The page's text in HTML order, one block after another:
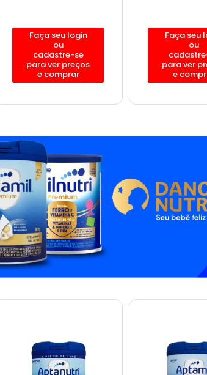
Faça seu login
ou
cadastre-se
para ver preços
e comprar
Faça seu
ou
para ver
e